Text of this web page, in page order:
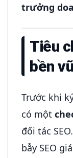
trưởng
Tiêu
bền
Trước khi
có một
đối tác
bẫy SEO